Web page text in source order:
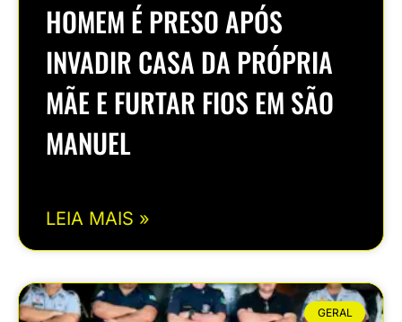
HOMEM É PRESO APÓS
INVADIR CASA DA PRÓPRIA
MÃE E FURTAR FIOS EM SÃO
MANUEL
LEIA MAIS »
GERAL